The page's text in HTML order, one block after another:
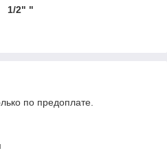
1/2" "
по предоплате.